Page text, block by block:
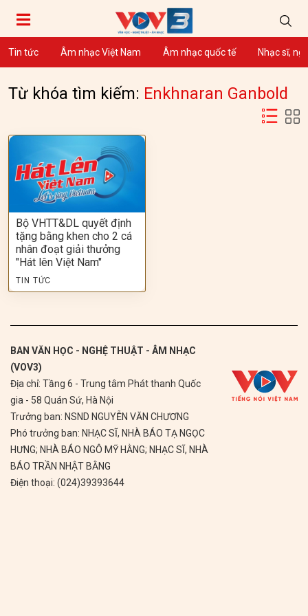
Tin tức Âm nhạc Việt Nam Âm nhạc quốc tế Nhạc sĩ,
Từ khóa tìm kiếm: Enkhnaran Ganbold
Bộ VHTT&DL quyết định
tặng bằng khen cho 2 cá
nhân đoạt giải thưởng
"Hát lên Việt Nam"
TIN TỨC
BAN VĂN HỌC - NGHỆ THUẬT - ÂM NHẠC
(VOV3)
Địa chỉ: Tầng 6 - Trung tâm Phát thanh Quốc
gia - 58 Quán Sứ, Hà Nội
Trưởng ban: NSND NGUYỄN VĂN CHƯƠNG
Phó trưởng ban: NHẠC SĨ, NHÀ BÁO TẠ NGỌC
HƯNG; NHÀ BÁO NGÔ MỸ HẰNG; NHẠC SĨ, NHÀ
BÁO TRẦN NHẬT BẰNG
Điện thoại: (024)39393644